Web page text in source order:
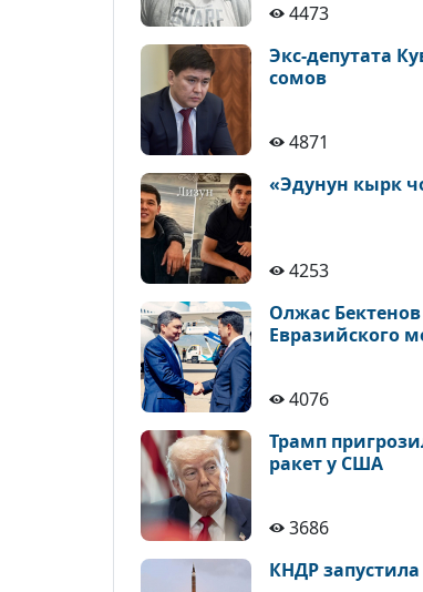
4473
Экс-депутата
сомов
4871
«Эдунун кырк
4253
Олжас
Евразийского
4076
Трамп
ракет у США
3686
КНДР